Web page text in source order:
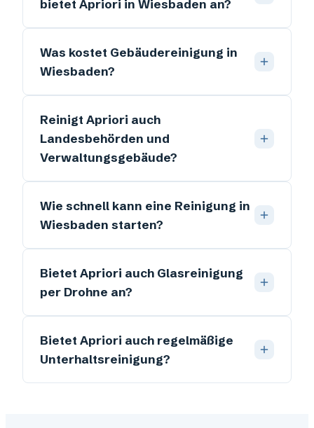
bietet Apriori in Wiesbaden an?
Was kostet Gebäudereinigung in
Wiesbaden?
Reinigt Apriori auch
Landesbehörden und
Verwaltungsgebäude?
Wie schnell kann eine Reinigung in
Wiesbaden starten?
Bietet Apriori auch Glasreinigung
per Drohne an?
Bietet Apriori auch regelmäßige
Unterhaltsreinigung?